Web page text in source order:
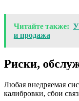
Читайте также:
и продажа
Риски,
Любая внедряемая
калибровки, сбои